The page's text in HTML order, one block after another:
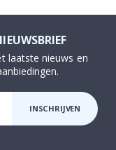
laatste nieuws en
INSCHRIJVEN